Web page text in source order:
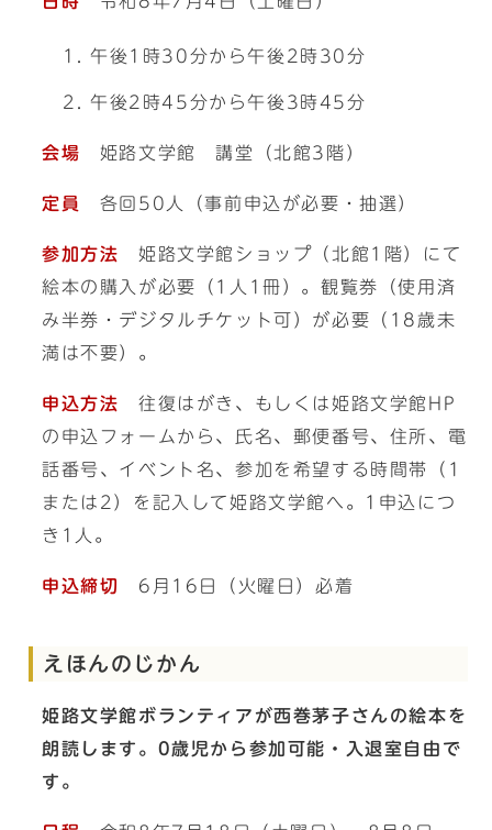
午後1時30分から午後2時30分
午後2時45分から午後3時45分
会場 姫路文学館 講堂（北館3階）
定員 各回50人（事前申込が必要・抽選）
参加方法 姫路文学館ショップ（北館1階）にて
絵本の購入が必要（1人1冊）。観覧券（使用済
み半券・デジタルチケット可）が必要（18歳未
満は不要）。
申込方法 往復はがき、もしくは姫路文学館HP
の申込フォームから、氏名、郵便番号、住所、電
話番号、イベント名、参加を希望する時間帯（1
または2）を記入して姫路文学館へ。1申込につ
き1人。
申込締切 6月16日（火曜日）必着
えほんのじかん
姫路文学館ボランティアが西巻茅子さんの絵本を
朗読します。0歳児から参加可能・入退室自由で
す。